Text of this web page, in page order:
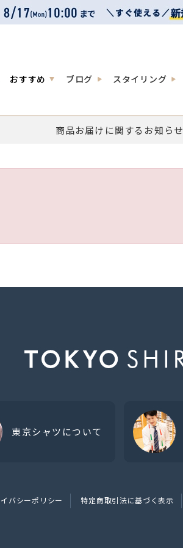
おすすめ ブログ スタイリング
商品お届けに関するお知らせ
東京シャツについて
バシーポリシー 特定商取引法に基づく表示